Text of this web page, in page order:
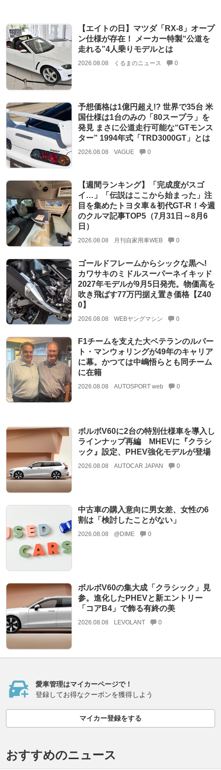
【エイトの日】マツダ「RX-8」オープ
ン仕様が存在！ メーカー特製“公道を
走れる”4人乗りモデルとは
2026.08.08 くるまのニュース 0
予想価格は1億円超え!? 世界で35台 米
国仕様は1台のみの「80スープラ」を
発見 まさに公道走行可能な“GTモンス
ター” 1994年式「TRD3000GT」とは
2026.08.08 VAGUE 0
【週間ランキング】「完成度がスゴ
イ…」「伝説はここから始まった」注
目を集めたトヨタ車＆初代GT-R！今週
のクルマ記事TOP5（7月31日～8月6
日）
2026.08.08 月刊自家用車WEB 0
ゴールドフレームからシックな黒へ!
カワサキのミドルスーパーネイキッド
2027年モデルが9月5日発売。物価高を
吹き飛ばす77万円据え置き価格【Z40
0】
2026.08.08 WEBヤングマシン 0
F1チームを支えた大ベテランのルパー
ト・マンウォリングが49年のキャリア
に幕。かつては中嶋悟らとも同チーム
に在籍
2026.08.08 AUTOSPORT web 0
ボルボV60に2台の特別仕様車を導入し
ラインナップ再編 MHEVに『クラシ
ック』設定、PHEV強化モデルが登場
2026.08.08 AUTOCAR JAPAN 0
中古車の購入意向に男女差、女性の6
割は「検討したことがない」
2026.08.08 @DIME 0
ボルボV60の集大成「クラシック」見
参。進化したPHEVと新エントリー
「コアB4」で飾る有終の美
2026.08.08 LEVOLANT 0
愛車管理はマイカーページで！
登録してお得なクーポンを獲得しよう
マイカー登録をする
おすすめのニュース